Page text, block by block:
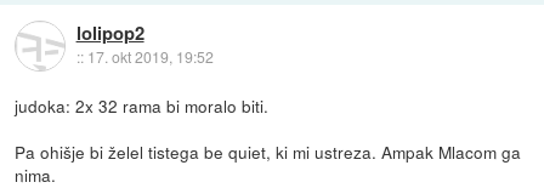
lolipop2
:: 17. okt 2019, 19:52
judoka: 2x 32 rama bi moralo biti.
Pa ohišje bi želel tistega be quiet, ki mi ustreza. Ampak Mlacom ga
nima.